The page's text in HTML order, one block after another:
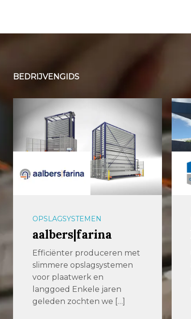
BEDRIJVENGIDS
OPSLAGSYSTEMEN
aalbers|farina
Efficiënter produceren met
slimmere opslagsystemen
voor plaatwerk en
langgoed Enkele jaren
geleden zochten we […]